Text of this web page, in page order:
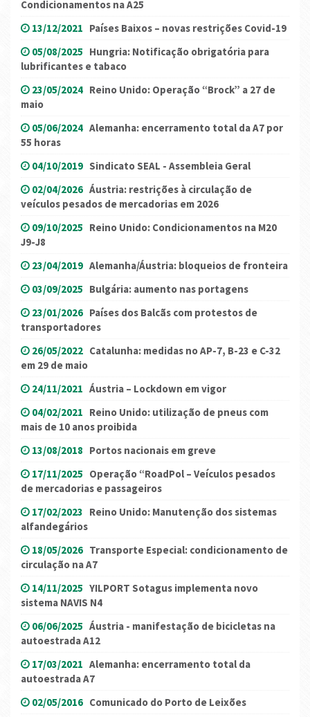
Condicionamentos na A25
13/12/2021 Países Baixos – novas restrições Covid-19
05/08/2025 Hungria: Notificação obrigatória para
lubrificantes e tabaco
23/05/2024 Reino Unido: Operação “Brock” a 27 de
maio
05/06/2024 Alemanha: encerramento total da A7 por
55 horas
04/10/2019 Sindicato SEAL - Assembleia Geral
02/04/2026 Áustria: restrições à circulação de
veículos pesados ​​de mercadorias em 2026
09/10/2025 Reino Unido: Condicionamentos na M20
J9-J8
23/04/2019 Alemanha/Áustria: bloqueios de fronteira
03/09/2025 Bulgária: aumento nas portagens
23/01/2026 Países dos Balcãs com protestos de
transportadores
26/05/2022 Catalunha: medidas no AP-7, B-23 e C-32
em 29 de maio
24/11/2021 Áustria – Lockdown em vigor
04/02/2021 Reino Unido: utilização de pneus com
mais de 10 anos proibida
13/08/2018 Portos nacionais em greve
17/11/2025 Operação “RoadPol – Veículos pesados
de mercadorias e passageiros
17/02/2023 Reino Unido: Manutenção dos sistemas
alfandegários
18/05/2026 Transporte Especial: condicionamento de
circulação na A7
14/11/2025 YILPORT Sotagus implementa novo
sistema NAVIS N4
06/06/2025 Áustria - manifestação de bicicletas na
autoestrada A12
17/03/2021 Alemanha: encerramento total da
autoestrada A7
02/05/2016 Comunicado do Porto de Leixões